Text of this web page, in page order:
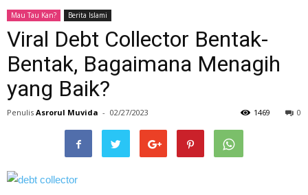
Mau Tau Kan? Berita Islami
Viral Debt Collector Bentak-
Bentak, Bagaimana Menagih
yang Baik?
Penulis Asrorul Muvida - 02/27/2023 0
1469